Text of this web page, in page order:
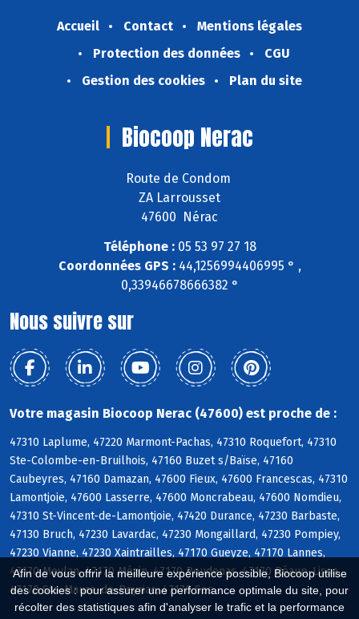
Afin de vous offrir la meilleure expérience possible, Biocoop utilise
des cookies : pour assurer une performance optimale du site, pour
récolter des statistiques afin d'analyser le trafic et la performance
Accueil Contact
Mentions légales
Protection des données
CGU
Gestion des cookies
Plan du site
Biocoop Nerac
Route de Condom
ZA Larrousset
47600 Nérac
Téléphone :05 53 97 27 18
Coordonnées GPS :44,1256994406995 ° ,
0,33946678666382 °
Nous suivre sur
Votre magasin Biocoop Nerac (47600) est proche de :
47310 Laplume, 47220 Marmont-Pachas, 47310 Roquefort, 47310
Ste-Colombe-en-Bruilhois, 47160 Buzet s/Baïse, 47160
Caubeyres, 47160 Damazan, 47600 Fieux, 47600 Francescas, 47310
Lamontjoie, 47600 Lasserre, 47600 Moncrabeau, 47600 Nomdieu,
47310 St-Vincent-de-Lamontjoie, 47420 Durance, 47230 Barbaste,
47130 Bruch, 47230 Lavardac, 47230 Mongaillard, 47230 Pompiey,
47230 Vianne, 47230 Xaintrailles, 47170 Gueyze, 47170 Lannes,
47170 Meylan, 47170 Mézin, 47170 Poudenas, 47170 Réaup-Lisse,
47170 Ste-Maure-de-Peyriac, 47170 Sos